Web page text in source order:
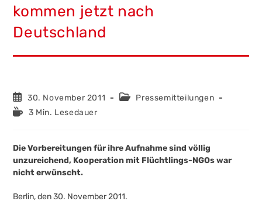
kommen jetzt nach
Deutschland
Beitrag
veröffentlicht:
30. November 2011
Beitrags-
Pressemitteilungen
Lesedauer:
3 Min. Lesedauer
Die Vorbereitungen für ihre Aufnahme sind völlig
unzureichend, Kooperation mit Flüchtlings-NGOs war
nicht erwünscht.
Berlin, den 30. November 2011.